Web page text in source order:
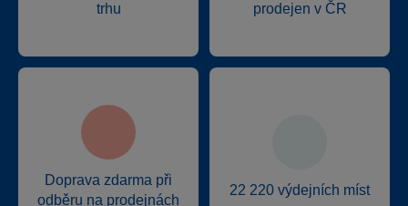
trhu
prodejen v ČR
Doprava zdarma při
odběru na prodejnách
22 220 výdejních míst